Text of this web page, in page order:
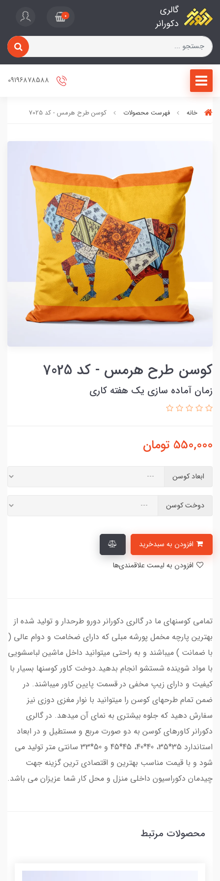
گالری
دکورانر
0
خانه فهرست محصولات کوسن طرح هرمس - کد 7025
کوسن طرح هرمس - کد 7025
زمان آماده سازی یک هفته کاری
550,000 تومان
ابعاد کوسن
دوخت کوسن
تمامی کوسنهای ما در گالری دکورانر دورو طرحدار و تولید شده از
بهترین پارچه مخمل پورشه مبلی که دارای ضخامت و دوام عالی (
با ضمانت ) میباشند و به راحتی میتوانید داخل ماشین لباسشویی
با مواد شوینده شستشو انجام بدهید.دوخت کاور کوسنها بسیار با
کیفیت و دارای زیپ مخفی در قسمت پایین کاور میباشند. در
ضمن تمام طرحهای کوسن را میتوانید با نوار مغزی دوزی نیز
سفارش دهید که جلوه بیشتری به نمای آن میدهد. در گالری
دکورانر کاورهای کوسن به دو صورت مربع و مستطیل و در ابعاد
استاندارد 35*35، 40*40، 45*45 و 50*33 سانتی متر تولید می
شود و با قیمت مناسب بهترین و اقتصادی ترین گزینه جهت
چیدمان دکوراسیون داخلی منزل و محل کار شما عزیزان می باشد.
محصولات مرتبط